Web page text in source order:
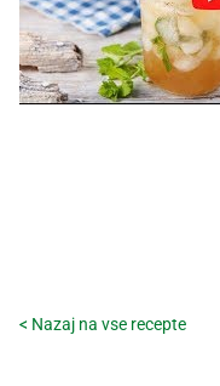
< Nazaj na vse recepte